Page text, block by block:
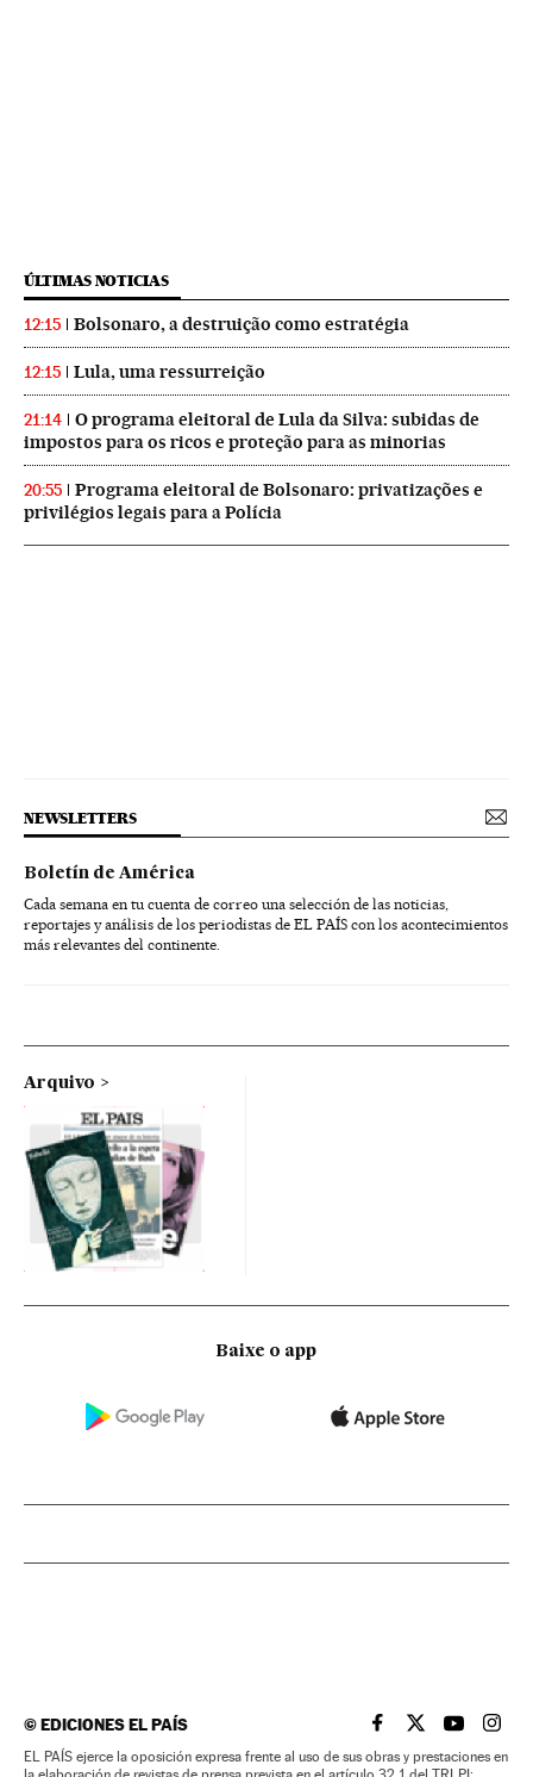
ÚLTIMAS NOTICIAS
12:15 Bolsonaro, a destruição como estratégia
12:15 Lula, uma ressurreição
21:14
O programa eleitoral de Lula da Silva: subidas de
impostos para os ricos e proteção para as minorias
20:55
Programa eleitoral de Bolsonaro: privatizações e
privilégios legais para a Polícia
NEWSLETTERS
Boletín de América
Cada semana en tu cuenta de correo una selección de las noticias,
reportajes y análisis de los periodistas de EL PAÍS con los acontecimientos
más relevantes del continente.
Arquivo
Baixe o app
©EDICIONES EL PAÍS EL PAÍS BRASIL EN
EL PAÍSEL PAÍS
EL
EL PAÍS ejerce la oposición expresa frente al uso de sus obras y prestaciones en